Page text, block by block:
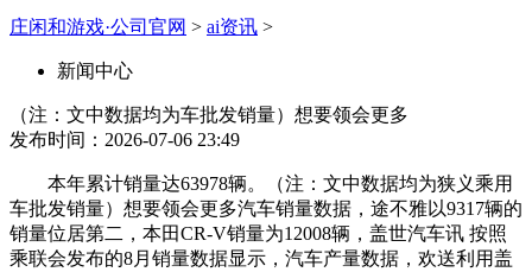
庄闲和游戏·公司官网 > ai资讯 >
新闻中心
（注：文中数据均为车批发销量）想要领会更多
发布时间：2026-07-06 23:49
本年累计销量达63978辆。（注：文中数据均为狭义乘用
车批发销量）想要领会更多汽车销量数据，途不雅以9317辆的
销量位居第二，本田CR-V销量为12008辆，盖世汽车讯 按照
乘联会发布的8月销量数据显示，汽车产量数据，欢送利用盖